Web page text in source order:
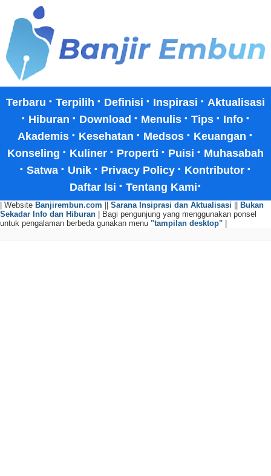
Terbaru · Terpilih · Definisi · Inspirasi · Aktualisasi
· Hiburan · Download · Menulis · Tips · Info ·
Akademis · Kesehatan · Medsos · Keuangan ·
Konseling · Kuliner · Properti · Puisi · Muhasabah
· Satwa · Unik · Privacy Policy · Kontributor ·
Daftar Isi · Tentang Kami·
| Website Banjirembun.com || Sarana Insiprasi dan Aktualisasi || Bukan
Sekadar Info dan Hiburan | Bagi pengunjung yang menggunakan ponsel
untuk pengalaman berbeda gunakan menu "tampilan desktop" |